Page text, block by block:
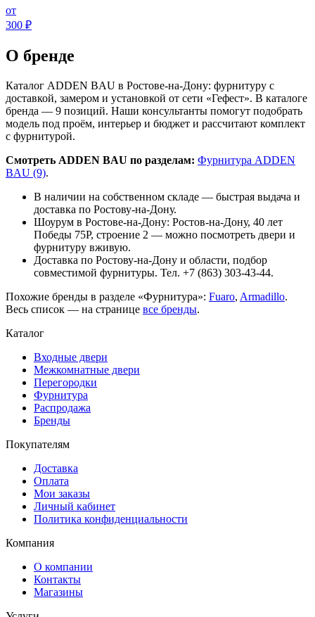
от
300 ₽
О бренде
Каталог ADDEN BAU в Ростове-на-Дону: фурнитуру с
доставкой, замером и установкой от сети «Гефест». В каталоге
бренда — 9 позиций. Наши консультанты помогут подобрать
модель под проём, интерьер и бюджет и рассчитают комплект
с фурнитурой.
Смотреть ADDEN BAU по разделам: Фурнитура ADDEN
BAU (9).
В наличии на собственном складе — быстрая выдача и
доставка по Ростову-на-Дону.
Шоурум в Ростове-на-Дону: Ростов-на-Дону, 40 лет
Победы 75Р, строение 2 — можно посмотреть двери и
фурнитуру вживую.
Доставка по Ростову-на-Дону и области, подбор
совместимой фурнитуры. Тел. +7 (863) 303-43-44.
Похожие бренды в разделе «Фурнитура»: Fuaro, Armadillo.
Весь список — на странице все бренды.
Каталог
Входные двери
Межкомнатные двери
Перегородки
Фурнитура
Распродажа
Бренды
Покупателям
Доставка
Оплата
Мои заказы
Личный кабинет
Политика конфиденциальности
Компания
О компании
Контакты
Магазины